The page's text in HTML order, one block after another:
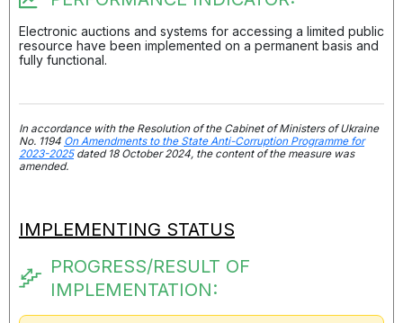
Electronic auctions and systems for accessing a limited public
resource have been implemented on a permanent basis and
fully functional.
In accordance with the Resolution of the Cabinet of Ministers of Ukraine
No. 1194 On Amendments to the State Anti-Corruption Programme for
2023-2025dated 18 October 2024, the content of the measure was
amended.
IMPLEMENTING STATUS
PROGRESS/RESULT OF
IMPLEMENTATION: